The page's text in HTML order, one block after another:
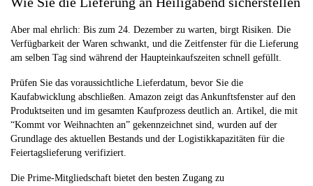
Aber mal ehrlich: Bis zum 24. Dezember zu warten, birgt Risiken. Die
Verfügbarkeit der Waren schwankt, und die Zeitfenster für die Lieferung
am selben Tag sind während der Haupteinkaufszeiten schnell gefüllt.
Prüfen Sie das voraussichtliche Lieferdatum, bevor Sie die
Kaufabwicklung abschließen. Amazon zeigt das Ankunftsfenster auf den
Produktseiten und im gesamten Kaufprozess deutlich an. Artikel, die mit
“Kommt vor Weihnachten an” gekennzeichnet sind, wurden auf der
Grundlage des aktuellen Bestands und der Logistikkapazitäten für die
Feiertagslieferung verifiziert.
Die Prime-Mitgliedschaft bietet den besten Zugang zu